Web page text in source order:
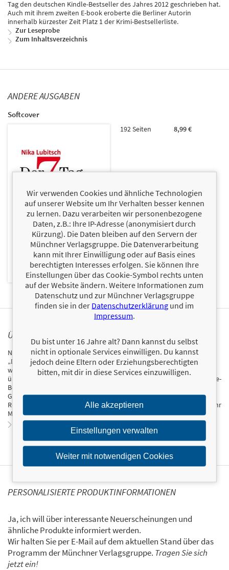
Tag den deutschen Kindle-Bestseller des Jahres 2012 geschrieben hat.
Auch mit ihrem zweiten E-book eroberte die Berliner Autorin
innerhalb kürzester Zeit Platz 1 der Krimi-Bestsellerliste.
Zur Leseprobe
Zum Inhaltsverzeichnis
ANDERE AUSGABEN
Softcover
192 Seiten 8,99 €
ÜBER NIKA LUBITSCH
Nika Lubitsch veröffentlichte im August 2012 ihren Kriminalroman
„Der 7. Tag“ über Kindle Direct Publishing bei Amazon. Das E-Book
wurde der KDP-Bestseller des Jahres 2012. Bereits nach einer Woche
überholte es „Shades of Grey“ und setzte sich an die Spitze der Kindle-
Bestsellerliste. 100.000 Leser haben Nika Lubitschs fesselnde
Geschichte bereits gelesen und schon mehr als 460 fünf-Sterne
Rezensionen abge-geben. Alle großen Verlage hatten vor 13 Jahren ihr
Manuskript abgelehnt. Jetzt lieben es die Leser.
Zum Profil von Nika Lubitsch
PERSONALISIERTE PRODUKTINFORMATIONEN
Ja, ich will über interessante Neuerscheinungen und
ähnliche Produkte informiert werden.
Wir halten Sie per E-Mail auf dem aktuellen Stand über das
Programm der Münchner Verlagsgruppe. Tragen Sie sich
jetzt ein!
Wir verwenden Cookies und ähnliche Technologien
auf unserer Website um Ihr Verhalten besser kennen
zu lernen. Dazu verarbeiten wir personenbezogene
Daten, z.B.: Ihre IP-Adresse (anonymisiert durch
Kürzung). Die Daten bleiben auf den Servern der
Münchner Verlagsgruppe. Die Datenverarbeitung
kann mit Ihrer Einwilligung oder auf Basis eines
berechtigten Interesses erfolgen. Sie können Ihre
Einstellungen über das Cookie-Symbol rechts unten
auf der Website ändern. Weitere Informationen zum
Datenschutz und zur Münchner Verlagsgruppe
finden sie in der Datenschutzerklärung und im
Impressum.
Du bist unter 16 Jahre alt? Dann kannst du selbst
nicht in optionale Services einwilligen. Du kannst
jedoch deine Eltern oder Erziehungsberechtigten
bitten, mit dir in diese Services einzuwilligen.
Alle akzeptieren
Einstellungen verwalten
Weiter mit notwendigen Cookies